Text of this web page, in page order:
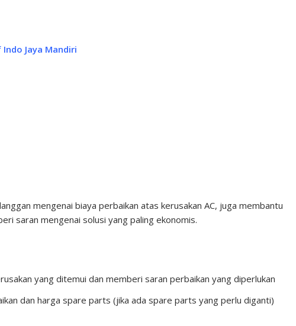
Jaya Mandiri
mengenai biaya perbaikan atas kerusakan AC, juga membantu
saran mengenai solusi yang paling ekonomis.
yang ditemui dan memberi saran perbaikan yang diperlukan
dan harga spare parts (jika ada spare parts yang perlu diganti)